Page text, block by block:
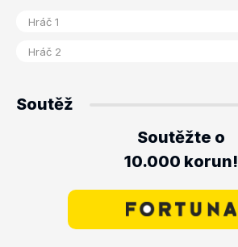
Soutěž
Soutěžte o
10.000 korun!